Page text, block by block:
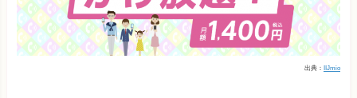
出典： IIJmio